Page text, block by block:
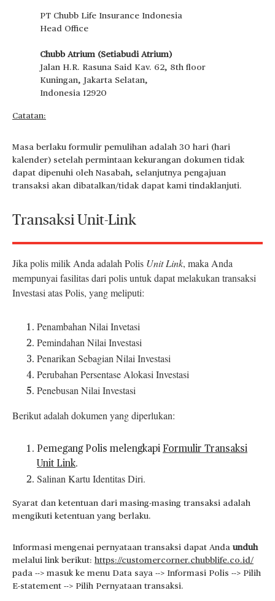
PT Chubb Life Insurance Indonesia
Head Office
Chubb Atrium (Setiabudi Atrium)
Jalan H.R. Rasuna Said Kav. 62, 8th floor
Kuningan, Jakarta Selatan,
Indonesia 12920
Catatan:
Masa berlaku formulir pemulihan adalah 30 hari (hari
kalender) setelah permintaan kekurangan dokumen tidak
dapat dipenuhi oleh Nasabah, selanjutnya pengajuan
transaksi akan dibatalkan/tidak dapat kami tindaklanjuti.
Transaksi Unit-Link
Jika polis milik Anda adalah Polis Unit Link, maka Anda
mempunyai fasilitas dari polis untuk dapat melakukan transaksi
Investasi atas Polis, yang meliputi:
Penambahan Nilai Invetasi
Pemindahan Nilai Investasi
Penarikan Sebagian Nilai Investasi
Perubahan Persentase Alokasi Investasi
Penebusan Nilai Investasi
Berikut adalah dokumen yang diperlukan:
Pemegang Polis melengkapi Formulir Transaksi
Unit Link.
Salinan Kartu Identitas Diri.
Syarat dan ketentuan dari masing-masing transaksi adalah
mengikuti ketentuan yang berlaku.
Informasi mengenai pernyataan transaksi dapat Anda unduh
melalui link berikut: https://customercorner.chubblife.co.id/
pada --> masuk ke menu Data saya --> Informasi Polis --> Pilih
E-statement --> Pilih Pernyataan transaksi.